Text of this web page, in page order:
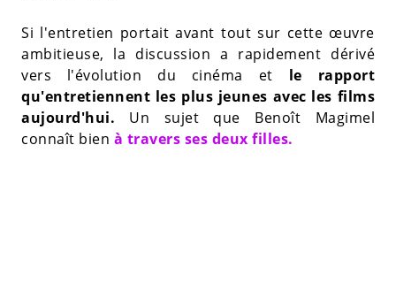
Si l'entretien portait avant tout sur cette œuvre
ambitieuse, la discussion a rapidement dérivé
vers l'évolution du cinéma et le rapport
qu'entretiennent les plus jeunes avec les films
aujourd'hui. Un sujet que Benoît Magimel
connaît bien à travers ses deux filles.